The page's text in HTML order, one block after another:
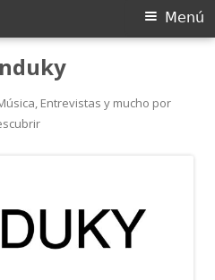
Entrevistas y mucho por
Menú